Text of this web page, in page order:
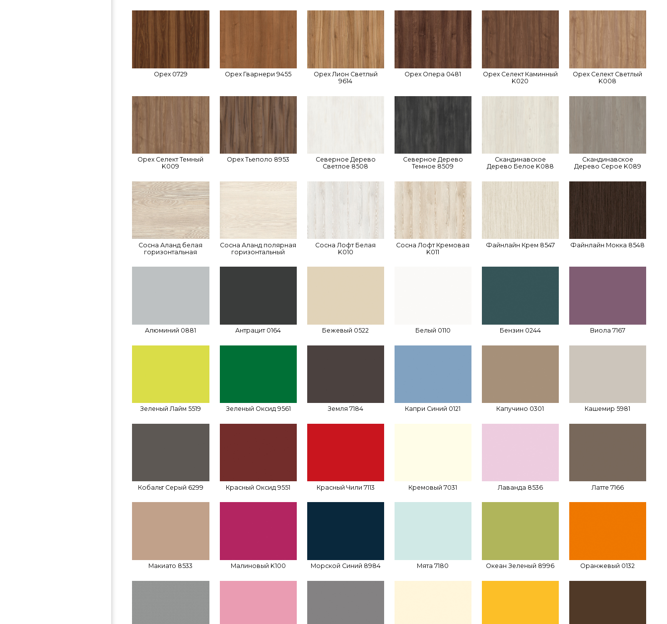
Орех 0729 Орех Гварнери 9455
Орех Лион Светлый
9614
Орех Опера 0481
Орех Селект Каминный
K020
Орех Селект Светлый
K008
Орех Селект Темный
K009
Орех Тьеполо 8953
Северное Дерево
Светлое 8508
Северное Дерево
Темное 8509
Скандинавское
Дерево Белое K088
Скандинавское
Дерево Серое K089
Сосна Аланд белая
горизонтальная
Сосна Аланд полярная
горизонтальный
Сосна Лофт Белая
K010
Сосна Лофт Кремовая
K011
Файнлайн Крем 8547 Файнлайн Мокка 8548
Алюминий 0881 Антрацит 0164 Бежевый 0522 Белый 0110 Бензин 0244 Виола 7167
Зеленый Лайм 5519 Зеленый Оксид 9561 Земля 7184 Капри Синий 0121 Капучино 0301 Кашемир 5981
Кобальт Серый 6299 Красный Оксид 9551 Красный Чили 7113 Кремовый 7031 Лаванда 8536 Латте 7166
Макиато 8533 Малиновый K100 Морской Синий 8984 Мята 7180 Океан Зеленый 8996 Оранжевый 0132